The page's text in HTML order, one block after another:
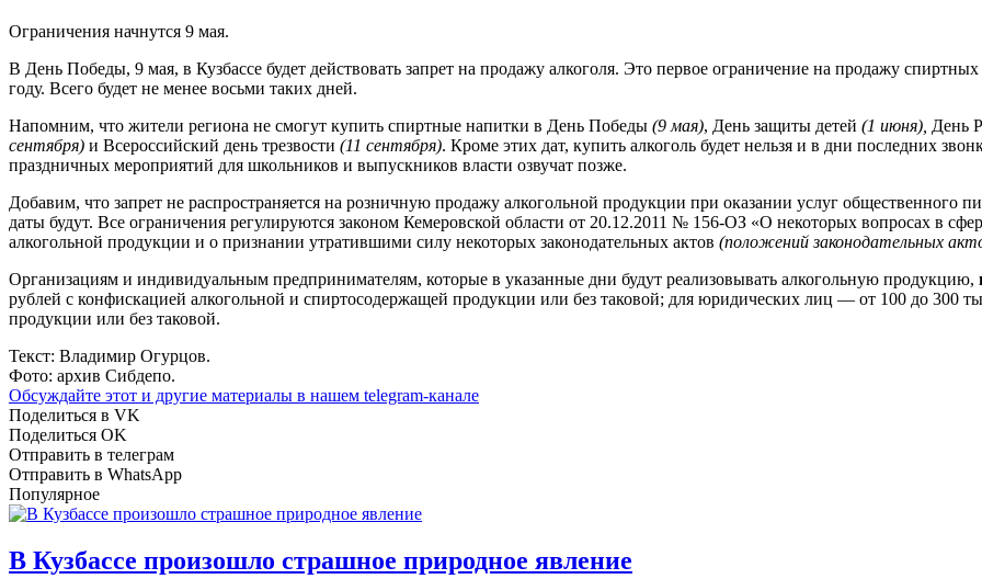
Ограничения начнутся 9 мая.
В День Победы, 9 мая, в Кузбассе будет действовать запрет на продажу алкоголя. Это первое ограничение на продажу
году. Всего будет не менее восьми таких дней.
Напомним, что жители региона не смогут купить спиртные напитки в День Победы (9 мая), День защиты детей (1 июня), День
сентября) и Всероссийский день трезвости (11 сентября). Кроме этих дат, купить алкоголь будет нельзя и в дни последних
праздничных мероприятий для школьников и выпускников власти озвучат позже.
Добавим, что запрет не распространяется на розничную продажу алкогольной продукции при оказании услуг общественного
даты будут. Все ограничения регулируются законом Кемеровской области от 20.12.2011 № 156-ОЗ «О некоторых вопросах в
алкогольной продукции и о признании утратившими силу некоторых законодательных актов (положений законодательных
Организациям и индивидуальным предпринимателям, которые в указанные дни будут реализовывать алкогольную продукцию,
рублей с конфискацией алкогольной и спиртосодержащей продукции или без таковой; для юридических лиц — от 100 до 300
продукции или без таковой.
Текст: Владимир Огурцов.
Фото: архив Сибдепо.
Обсуждайте этот и другие материалы в нашем telegram-канале
Поделиться в VK
Поделиться OK
Отправить в телеграм
Отправить в WhatsApp
Популярное
В Кузбассе произошло страшное природное явление